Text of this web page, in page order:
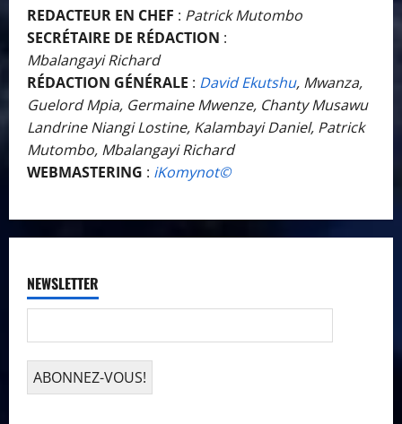
REDACTEUR EN CHEF : Patrick Mutombo
SECRÉTAIRE DE RÉDACTION :
Mbalangayi Richard
RÉDACTION GÉNÉRALE : David Ekutshu, Mwanza,
Guelord Mpia, Germaine Mwenze, Chanty Musawu
Landrine Niangi Lostine, Kalambayi Daniel, Patrick
Mutombo, Mbalangayi Richard
WEBMASTERING : iKomynot©️
NEWSLETTER